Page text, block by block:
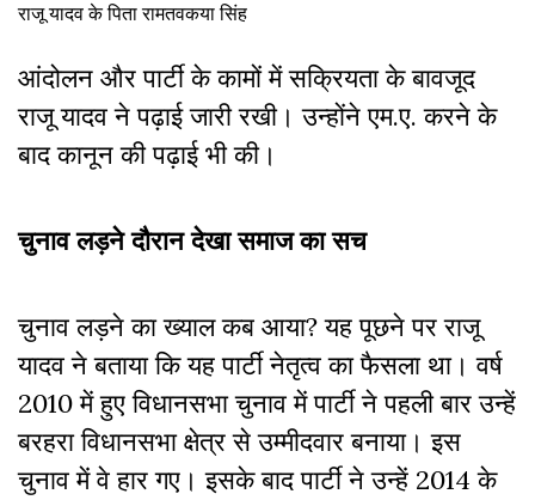
राजू यादव के पिता रामतवकया सिंह
आंदोलन और पार्टी के कामों में सक्रियता के बावजूद
राजू यादव ने पढ़ाई जारी रखी। उन्होंने एम.ए. करने के
बाद कानून की पढ़ाई भी की।
चुनाव लड़ने दौरान देखा समाज का सच
चुनाव लड़ने का ख्याल कब आया? यह पूछने पर राजू
यादव ने बताया कि यह पार्टी नेतृत्व का फैसला था। वर्ष
2010 में हुए विधानसभा चुनाव में पार्टी ने पहली बार उन्हें
बरहरा विधानसभा क्षेत्र से उम्मीदवार बनाया। इस
चुनाव में वे हार गए। इसके बाद पार्टी ने उन्हें 2014 के